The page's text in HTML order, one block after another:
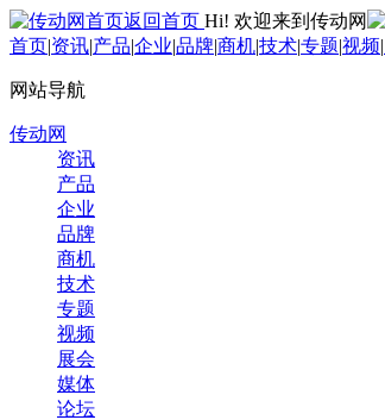
返回首页 Hi! 欢迎来到传动网
首页|资讯|产品|企业|品牌|商机|技术|专题|视频|
网站导航
传动网
资讯
产品
企业
品牌
商机
技术
专题
视频
展会
媒体
论坛